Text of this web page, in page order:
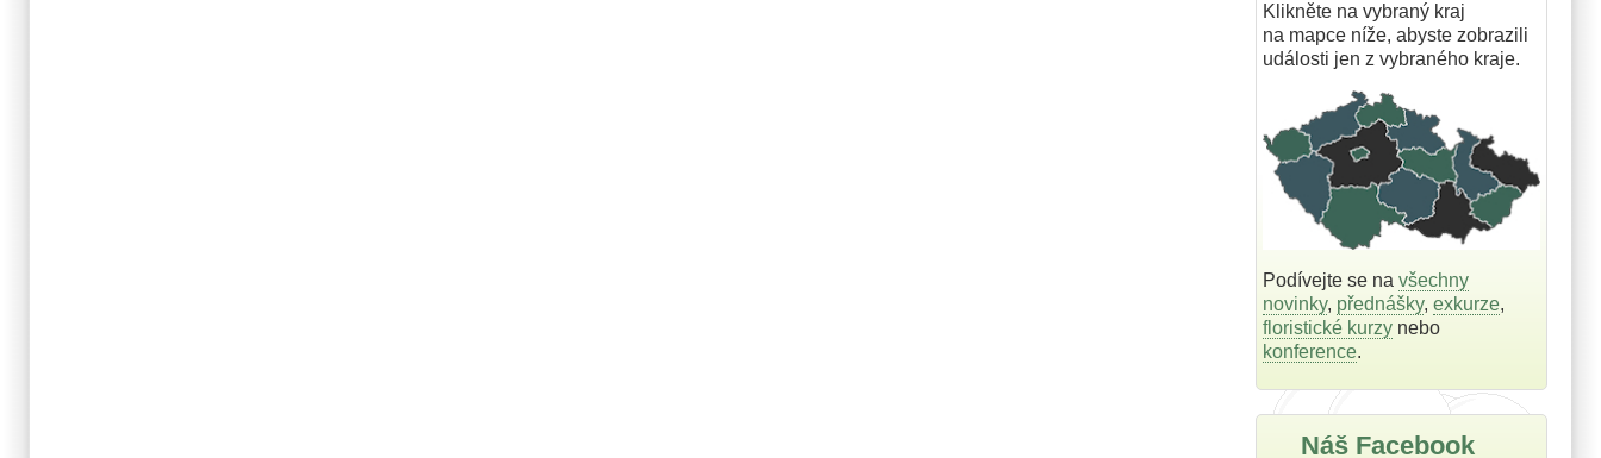
Klikněte na vybraný kraj
na mapce níže, abyste zobrazili
události jen z vybraného kraje.
Podívejte se na všechny
novinky, přednášky, exkurze,
floristické kurzynebo
konference.
Náš Facebook